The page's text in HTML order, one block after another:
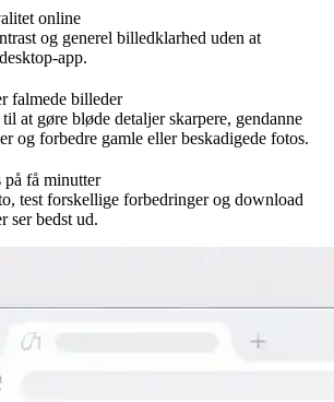
online
og generel billedklarhed uden at
app.
falmede billeder
at gøre bløde detaljer skarpere, gendanne
og forbedre gamle eller beskadigede fotos.
på få minutter
test forskellige forbedringer og download
ser bedst ud.